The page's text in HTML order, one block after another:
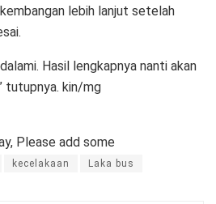
lebih lanjut setelah
Hasil lengkapnya nanti akan
tutupnya. kin/mg
Please add some
kecelakaan Laka bus